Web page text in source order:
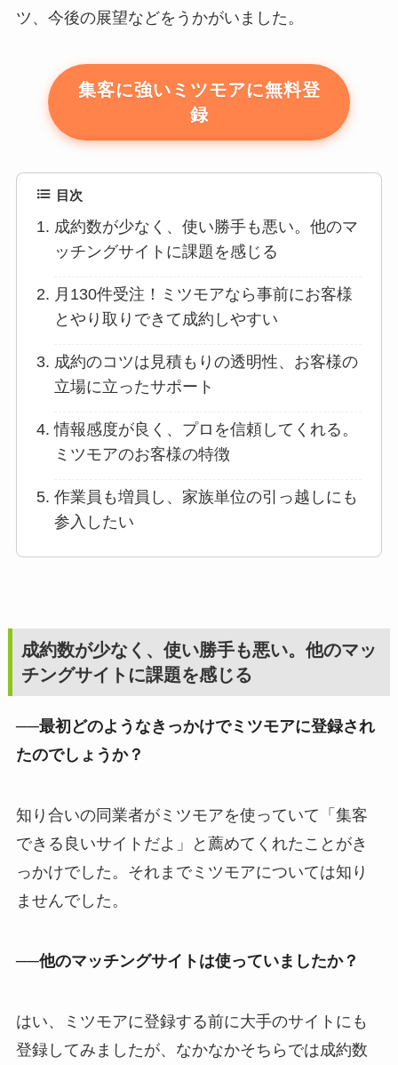
ツ、今後の展望などをうかがいました。
集客に強いミツモアに無料登
録
目次
成約数が少なく、使い勝手も悪い。他のマ
ッチングサイトに課題を感じる
月130件受注！ミツモアなら事前にお客様
とやり取りできて成約しやすい
成約のコツは見積もりの透明性、お客様の
立場に立ったサポート
情報感度が良く、プロを信頼してくれる。
ミツモアのお客様の特徴
作業員も増員し、家族単位の引っ越しにも
参入したい
成約数が少なく、使い勝手も悪い。他のマッ
チングサイトに課題を感じる
──最初どのようなきっかけでミツモアに登録され
たのでしょうか？
知り合いの同業者がミツモアを使っていて「集客
できる良いサイトだよ」と薦めてくれたことがき
っかけでした。それまでミツモアについては知り
ませんでした。
──他のマッチングサイトは使っていましたか？
はい、ミツモアに登録する前に大手のサイトにも
登録してみましたが、なかなかそちらでは成約数